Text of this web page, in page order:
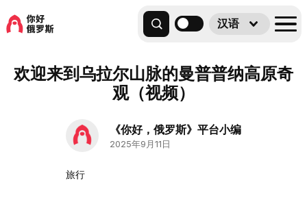
汉语
欢迎来到乌拉尔山脉的曼普普纳高原奇
观（视频）
《你好，俄罗斯》平台小编
2025年9月11日
旅行